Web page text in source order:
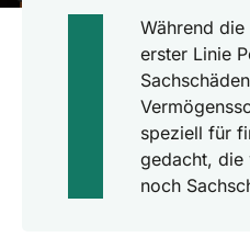
Während
erster Linie
speziell für
gedacht, die
noch